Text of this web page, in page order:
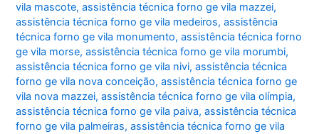
vila mascote,assistência técnica forno ge vila mazzei,
assistência técnica forno ge vila medeiros,assistência
técnica forno ge vila monumento,assistência técnica forno
ge vila morse,assistência técnica forno ge vila morumbi,
assistência técnica forno ge vila nivi,assistência técnica
forno ge vila nova conceição,assistência técnica forno ge
vila nova mazzei,assistência técnica forno ge vila olímpia,
assistência técnica forno ge vila paiva,assistência técnica
forno ge vila palmeiras,assistência técnica forno ge vila